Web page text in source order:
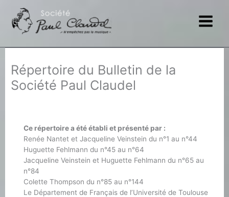
contenu
Répertoire du Bulletin de la
Société Paul Claudel
Ce répertoire a été établi et présenté par :
Renée Nantet et Jacqueline Veinstein du n°1 au n°44
Huguette Fehlmann du n°45 au n°64
Jacqueline Veinstein et Huguette Fehlmann du n°65 au
n°84
Colette Thompson du n°85 au n°144
Le Département de Français de l’Université de Toulouse